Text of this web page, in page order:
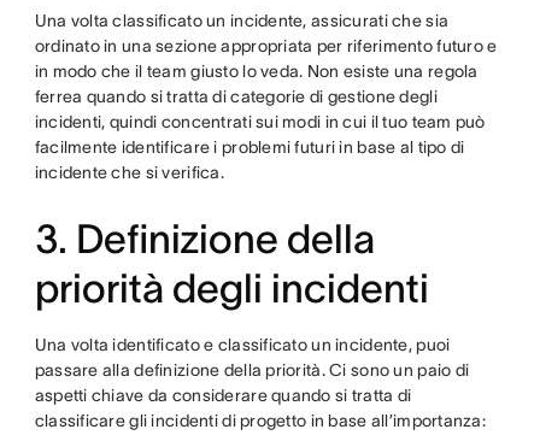
Una volta classificato un incidente, assicurati che sia
ordinato in una sezione appropriata per riferimento futuro e
in modo che il team giusto lo veda. Non esiste una regola
ferrea quando si tratta di categorie di gestione degli
incidenti, quindi concentrati sui modi in cui il tuo team può
facilmente identificare i problemi futuri in base al tipo di
incidente che si verifica.
3. Definizione della
priorità degli incidenti
Una volta identificato e classificato un incidente, puoi
passare alla definizione della priorità. Ci sono un paio di
aspetti chiave da considerare quando si tratta di
classificare gli incidenti di progetto in base all’importanza: